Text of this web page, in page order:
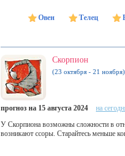
Овен Телец
Скорпион
(23 октября - 21 ноября)
прогноз на 15 августа 2024 на
У Скорпиона возможны сложности в
возникают ссоры. Старайтесь меньше